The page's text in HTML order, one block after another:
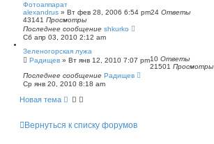
Фотоаппарат
alexandrus » Вт фев 28, 2006 6:54 pm24 Ответы
43141 Просмотры
Последнее сообщение shkurko
Сб апр 03, 2010 2:12 am
Зеленогорская лужа
Радищев » Вт янв 12, 2010 7:07 pm10 Ответы
21501 Просмотры
Последнее сообщение Радищев
Ср янв 20, 2010 8:18 am
Новая тема
Вернуться к списку форумов